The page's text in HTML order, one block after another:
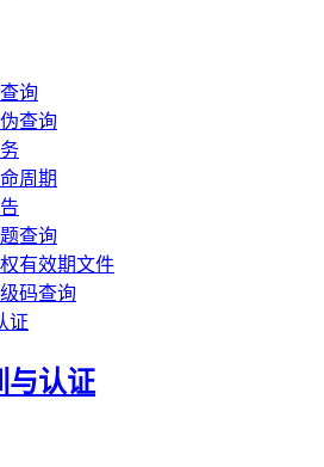
询
查询
周期
查询
有效期文件
码查询
证
与认证